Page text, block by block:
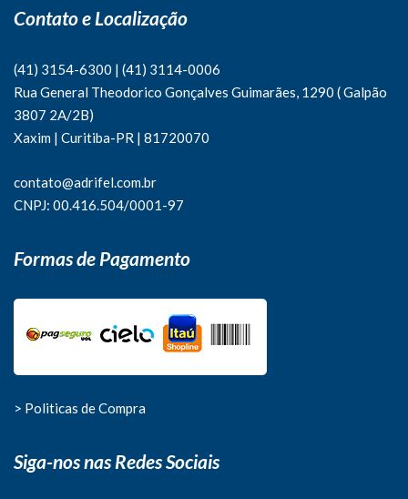
Contato e Localização
(41) 3154-6300 | (41) 3114-0006
Rua General Theodorico Gonçalves Guimarães, 1290 ( Galpão
3807 2A/2B)
Xaxim | Curitiba-PR | 81720070
contato@adrifel.com.br
CNPJ: 00.416.504/0001-97
Formas de Pagamento
> Politicas de Compra
Siga-nos nas Redes Sociais